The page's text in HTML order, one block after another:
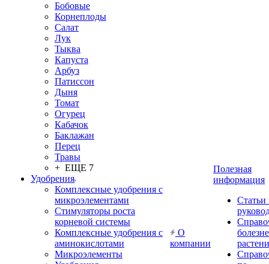
Бобовые
Корнеплоды
Салат
Лук
Тыква
Капуста
Арбуз
Патиссон
Дыня
Томат
Огурец
Кабачок
Баклажан
Перец
Травы
+ ЕЩЕ 7
Удобрения
Комплексные удобрения с
микроэлементами
Стимуляторы роста
корневой системы
Комплексные удобрения с
аминокислотами
Микроэлементы
О
компании
Полезная
информация
Статьи